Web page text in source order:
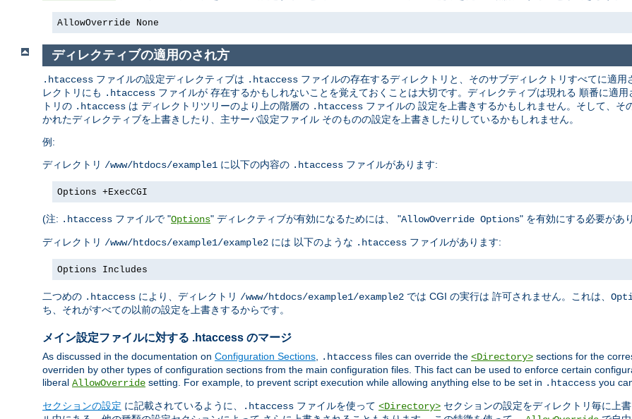
AllowOverride None
ディレクティブの適用のされ方
.htaccess ファイルの設定ディレクティブは .htaccess ファイルの存在するディレクトリと、そのサブディレクトリすべてに適用
レクトリにも .htaccess ファイルが 存在するかもしれないことを覚えておくことは大切です。ディレクティブは現れる 順番に適
トリの .htaccess は ディレクトリツリーのより上の階層の .htaccess ファイルの 設定を上書きするかもしれません。そして、そ
かれたディレクティブを上書きしたり、主サーバ設定ファイル そのものの設定を上書きしたりしているかもしれません。
例:
ディレクトリ /www/htdocs/example1 に以下の内容の .htaccess ファイルがあります:
Options +ExecCGI
(注: .htaccess ファイルで "Options" ディレクティブが有効になるためには、 "AllowOverride Options" を有効にする必要があ
ディレクトリ /www/htdocs/example1/example2 には 以下のような .htaccess ファイルがあります:
Options Includes
二つめの .htaccess により、ディレクトリ /www/htdocs/example1/example2 では CGI の実行は 許可されません。これは、
ち、それがすべての以前の設定を上書きするからです。
メイン設定ファイルに対する .htaccess のマージ
As discussed in the documentation on Configuration Sections .htaccess files can override the <Directory> sections for the
overriden by other types of configuration sections from the main configuration files. This fact can be used to enforce certain
liberal AllowOverride setting. For example, to prevent script execution while allowing anything else to be set in .htaccess you
セクションの設定 に記載されているように、 .htaccess ファイルを使って <Directory> セクションの設定をディレクトリ毎に上